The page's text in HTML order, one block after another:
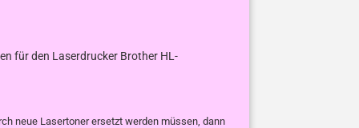
für den Laserdrucker Brother HL-
neue Lasertoner ersetzt werden müssen, dann